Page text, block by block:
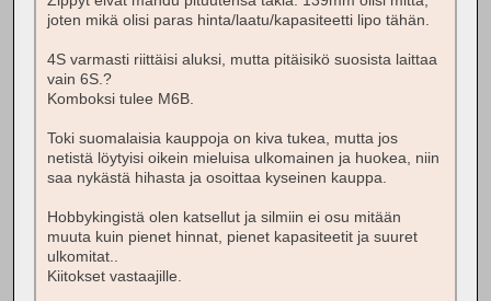
joten mikä olisi paras hinta/laatu/kapasiteetti lipo tähän.
4S varmasti riittäisi aluksi, mutta pitäisikö suosista laittaa
vain 6S.?
Komboksi tulee M6B.
Toki suomalaisia kauppoja on kiva tukea, mutta jos
netistä löytyisi oikein mieluisa ulkomainen ja huokea, niin
saa nykästä hihasta ja osoittaa kyseinen kauppa.
Hobbykingistä olen katsellut ja silmiin ei osu mitään
muuta kuin pienet hinnat, pienet kapasiteetit ja suuret
ulkomitat..
Kiitokset vastaajille.